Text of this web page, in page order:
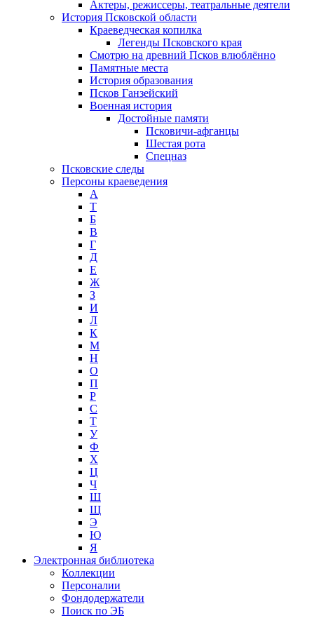
Актеры, режиссеры, театральные деятели
История Псковской области
Краеведческая копилка
Легенды Псковского края
Смотрю на древний Псков влюблённо
Памятные места
История образования
Псков Ганзейский
Военная история
Достойные памяти
Псковичи-афганцы
Шестая рота
Спецназ
Псковские следы
Персоны краеведения
А
T
Б
В
Г
Д
Е
Ж
З
И
Л
К
М
Н
О
П
Р
С
Т
У
Ф
Х
Ц
Ч
Ш
Щ
Э
Ю
Я
Электронная библиотека
Коллекции
Персоналии
Фондодержатели
Поиск по ЭБ